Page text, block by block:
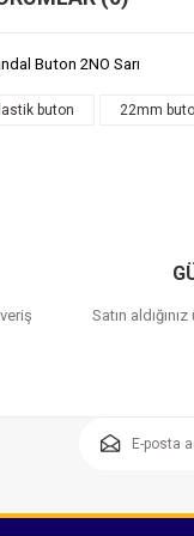
Buton 2NO Sarı
buton 22mm
Satın